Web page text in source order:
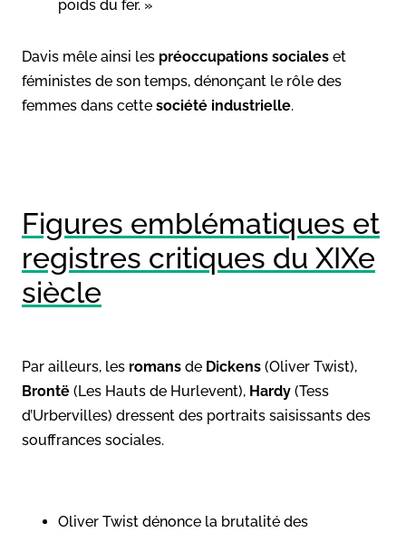
poids du fer. »
Davis mêle ainsi les préoccupations sociales et
féministes de son temps, dénonçant le rôle des
femmes dans cette société industrielle.
Figures emblématiques et
registres critiques du XIXe
siècle
Par ailleurs, les romans de Dickens (Oliver Twist),
Brontë (Les Hauts de Hurlevent), Hardy (Tess
d’Urbervilles) dressent des portraits saisissants des
souffrances sociales.
Oliver Twist dénonce la brutalité des